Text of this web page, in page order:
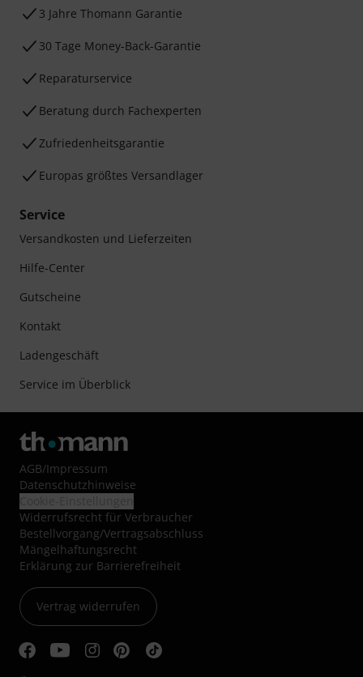
3 Jahre Thomann Garantie
30 Tage Money-Back-Garantie
Reparaturservice
Beratung durch Fachexperten
Zufriedenheitsgarantie
Europas größtes Versandlager
Service
Versandkosten und Lieferzeiten
Hilfe-Center
Gutscheine
Kontakt
Ladengeschäft
Service im Überblick
AGB/Impressum
Datenschutzhinweise
Widerrufsrecht für Verbraucher
Bestellvorgang/Vertragsabschluss
Mängelhaftungsrecht
Erklärung zur Barrierefreiheit
Vertrag widerrufen